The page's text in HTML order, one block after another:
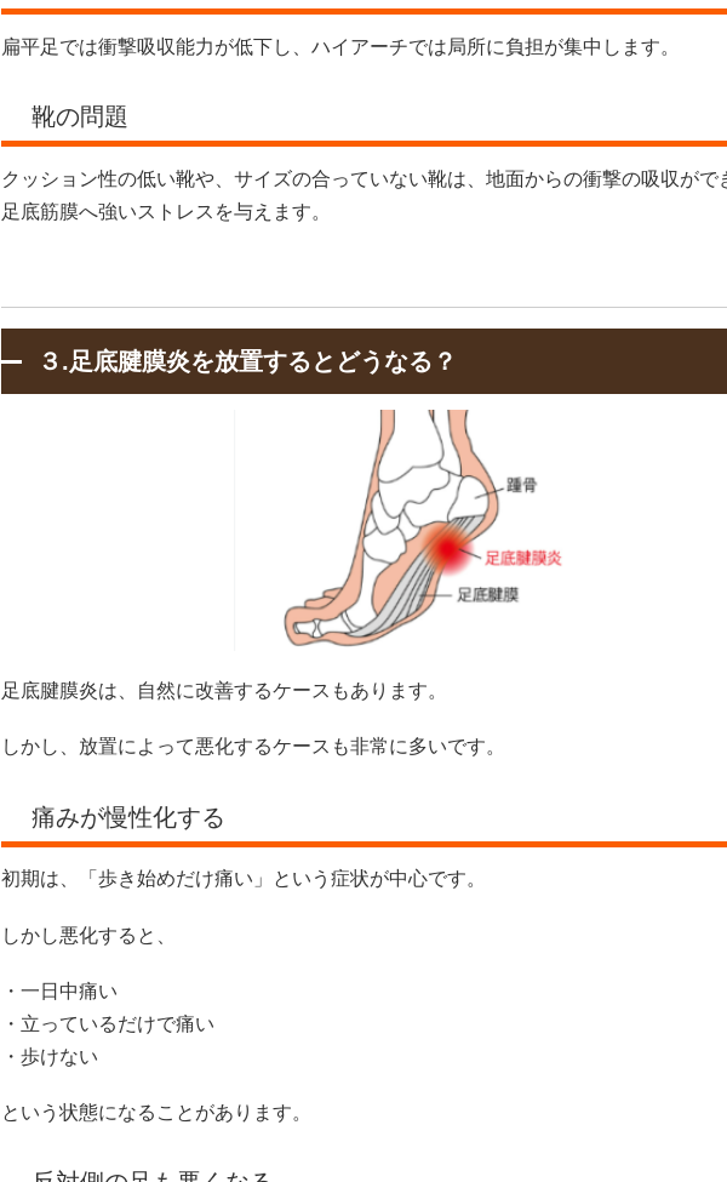
扁平足では衝撃吸収能力が低下し、ハイアーチでは局所に負担が集中します。
靴の問題
クッション性の低い靴や、サイズの合っていない靴は、地面からの衝撃の吸収がで
足底筋膜へ強いストレスを与えます。
３.足底腱膜炎を放置するとどうなる？
足底腱膜炎は、自然に改善するケースもあります。
しかし、放置によって悪化するケースも非常に多いです。
痛みが慢性化する
初期は、「歩き始めだけ痛い」という症状が中心です。
しかし悪化すると、
・一日中痛い
・立っているだけで痛い
・歩けない
という状態になることがあります。